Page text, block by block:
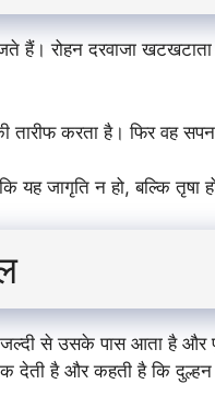
हैं। रोहन दरवाजा
करता है। फिर वह
यह जागृति न हो, बल्कि तृषा
से उसके पास आता है और
देती है और कहती है कि